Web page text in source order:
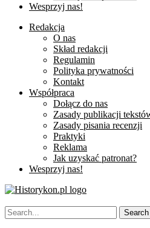
Wesprzyj nas!
Redakcja
O nas
Skład redakcji
Regulamin
Polityka prywatności
Kontakt
Współpraca
Dołącz do nas
Zasady publikacji
Zasady pisania recenzji
Praktyki
Reklama
Jak uzyskać patronat?
Wesprzyj nas!